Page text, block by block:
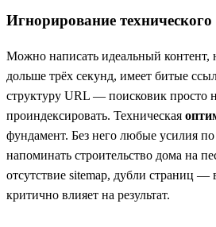
Игнорирование технического
Можно написать идеальный контент,
дольше трёх секунд, имеет битые
структуру URL — поисковик просто
проиндексировать. Техническая
фундамент. Без него любые усилия
напоминать строительство дома на
отсутствие sitemap, дубли страниц —
критично влияет на результат.